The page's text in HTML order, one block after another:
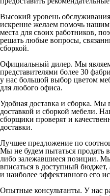
Высокий уровень
искренне желаем помочь нашим
места для своих работников,
решать любые вопросы,
сборкой.
Официальный дилер. Мы
представителями более 30
у нас большой выбор цветом
для любого офиса.
Удобная доставка и сборка. Мы
доставкой и сборкой мебели.
сборщики проверят и
доставки.
Лучшее предложение по
Мы не будем пытаться продать
либо залежавшиеся позиции.
вписаться в доступный
и наиболее эффективного его
Опытные консультанты. У нас